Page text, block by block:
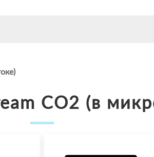
CO2 (в